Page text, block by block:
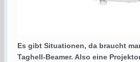
Es gibt Situationen, da braucht
Taghell-Beamer. Also eine